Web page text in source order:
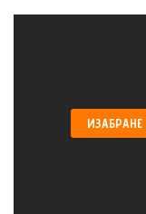
ИЗАБРАНЕ